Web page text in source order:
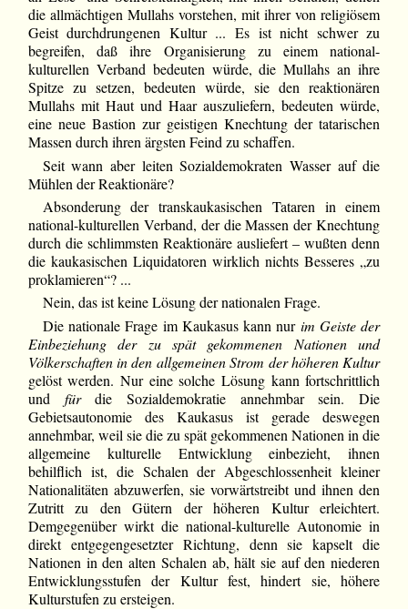
die allmächtigen Mullahs vorstehen, mit ihrer von religiösem
Geist durchdrungenen Kultur ... Es ist nicht schwer zu
begreifen, daß ihre Organisierung zu einem national-
kulturellen Verband bedeuten würde, die Mullahs an ihre
Spitze zu setzen, bedeuten würde, sie den reaktionären
Mullahs mit Haut und Haar auszuliefern, bedeuten würde,
eine neue Bastion zur geistigen Knechtung der tatarischen
Massen durch ihren ärgsten Feind zu schaffen.
Seit wann aber leiten Sozialdemokraten Wasser auf die
Mühlen der Reaktionäre?
Absonderung der transkaukasischen Tataren in einem
national-kulturellen Verband, der die Massen der Knechtung
durch die schlimmsten Reaktionäre ausliefert – wußten denn
die kaukasischen Liquidatoren wirklich nichts Besseres „zu
proklamieren“? ...
Nein, das ist keine Lösung der nationalen Frage.
Die nationale Frage im Kaukasus kann nur im Geiste der
Einbeziehung der zu spät gekommenen Nationen und
Völkerschaften in den allgemeinen Strom der höheren Kultur
gelöst werden. Nur eine solche Lösung kann fortschrittlich
und fürdie Sozialdemokratie annehmbar sein. Die
Gebietsautonomie des Kaukasus ist gerade deswegen
annehmbar, weil sie die zu spät gekommenen Nationen in die
allgemeine kulturelle Entwicklung einbezieht, ihnen
behilflich ist, die Schalen der Abgeschlossenheit kleiner
Nationalitäten abzuwerfen, sie vorwärtstreibt und ihnen den
Zutritt zu den Gütern der höheren Kultur erleichtert.
Demgegenüber wirkt die national-kulturelle Autonomie in
direkt entgegengesetzter Richtung, denn sie kapselt die
Nationen in den alten Schalen ab, hält sie auf den niederen
Entwicklungsstufen der Kultur fest, hindert sie, höhere
Kulturstufen zu ersteigen.